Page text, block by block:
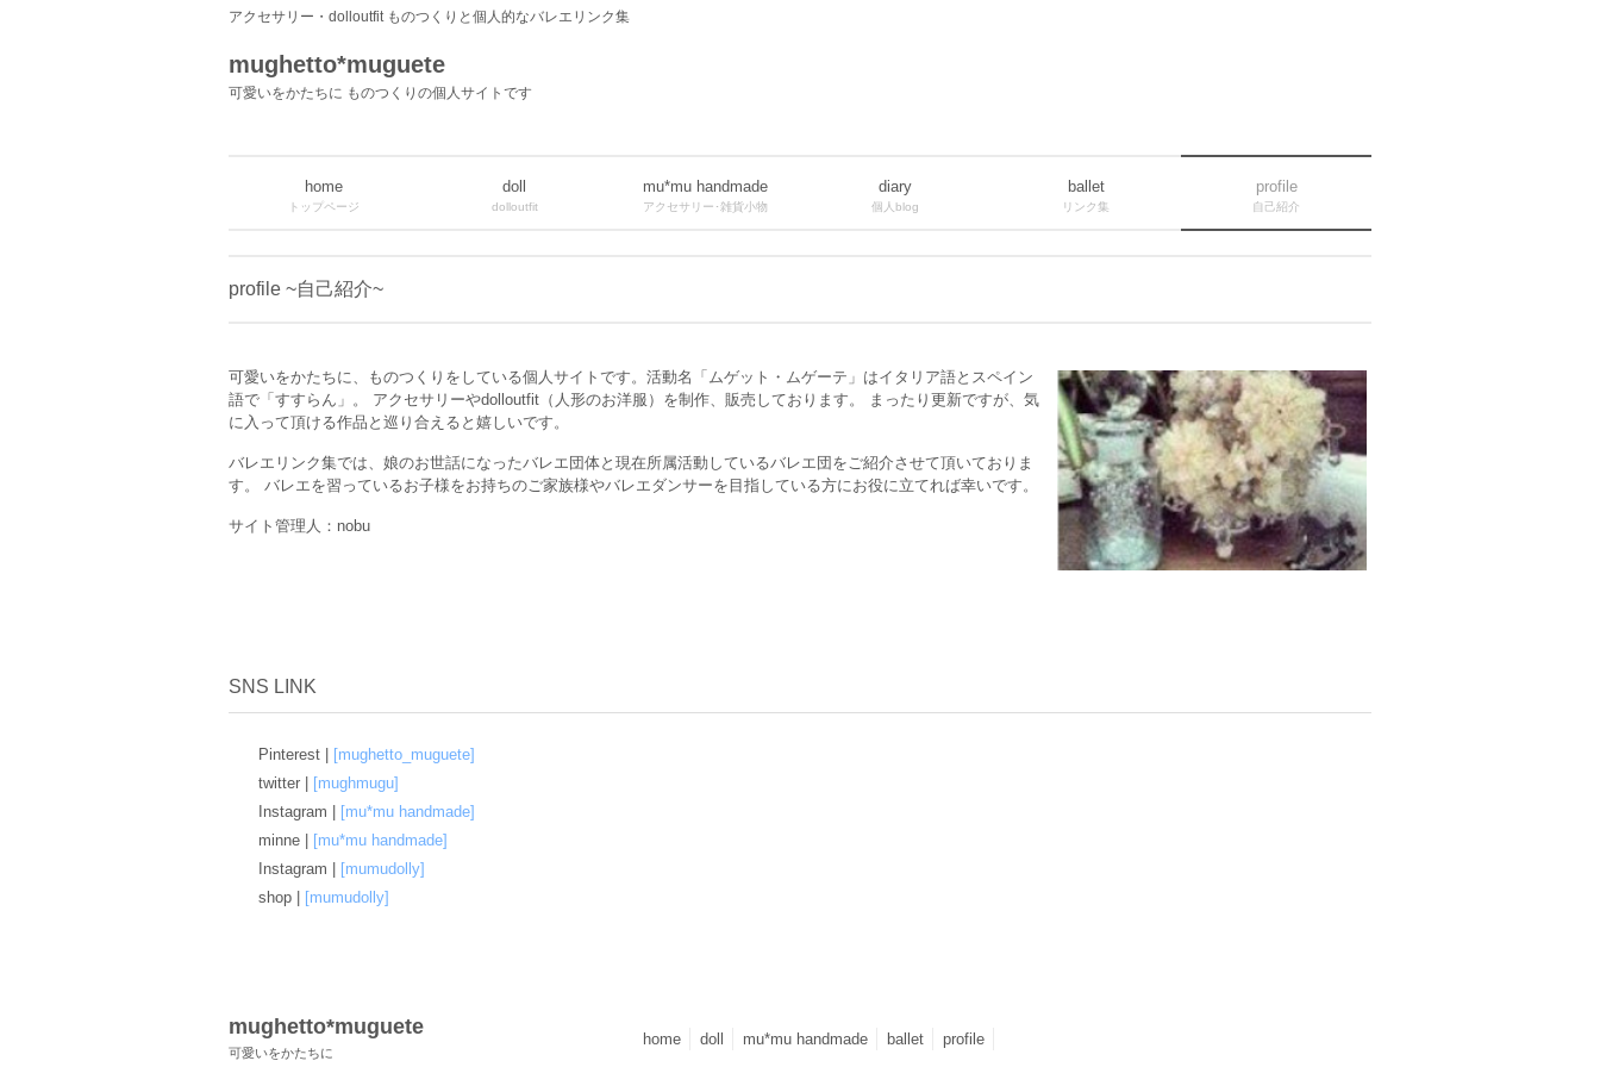
アクセサリー・dolloutfit ものつくりと個人的なバレエリンク集
mughetto*muguete
可愛いをかたちに ものつくりの個人サイトです
home
トップページ
doll
dolloutfit
mu*mu handmade
アクセサリー･雑貨小物
diary
個人blog
ballet
リンク集
profile
自己紹介
profile ~自己紹介~
可愛いをかたちに、ものつくりをしている個人サイトです。活動名「ムゲット・ムゲーテ」はイタリア語とスペイン
語で「すすらん」。 アクセサリーやdolloutfit（人形のお洋服）を制作、販売しております。 まったり更新ですが、気
に入って頂ける作品と巡り合えると嬉しいです。
バレエリンク集では、娘のお世話になったバレエ団体と現在所属活動しているバレエ団をご紹介させて頂いておりま
す。 バレエを習っているお子様をお持ちのご家族様やバレエダンサーを目指している方にお役に立てれば幸いです。
サイト管理人：nobu
SNS LINK
Pinterest | [mughetto_muguete]
twitter | [mughmugu]
Instagram | [mu*mu handmade]
minne | [mu*mu handmade]
Instagram | [mumudolly]
shop | [mumudolly]
mughetto*muguete
可愛いをかたちに
home doll mu*mu handmade ballet profile